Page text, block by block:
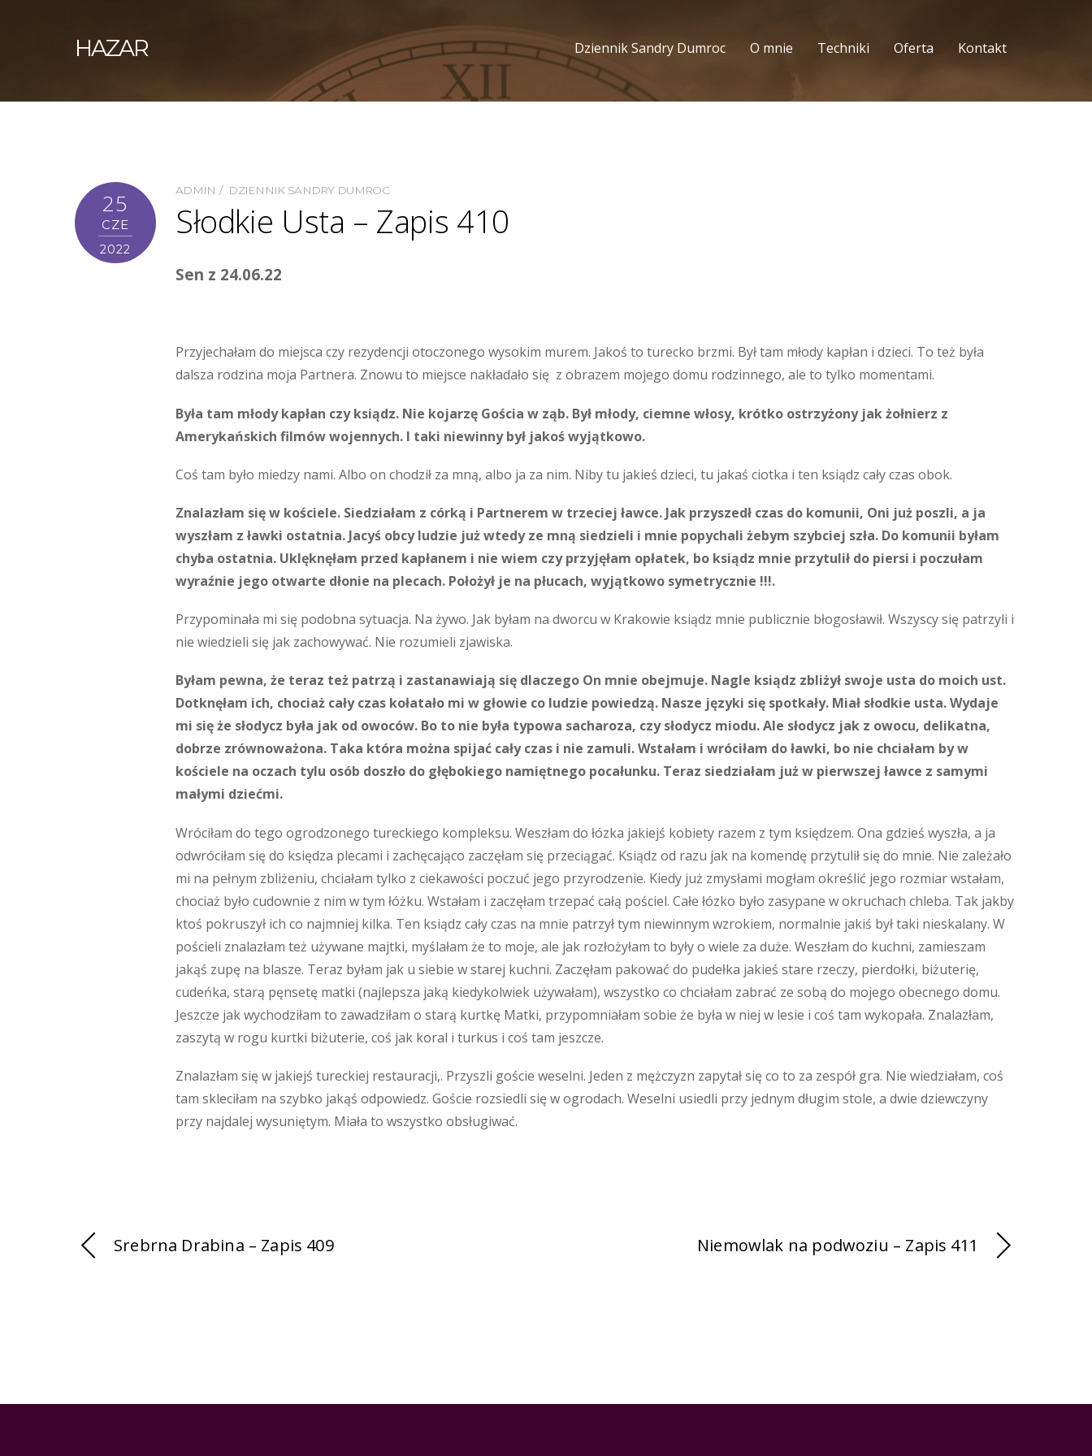
HAZAR Dziennik Sandry Dumroc O mnie Techniki Oferta Kontakt
25
CZE
2022
ADMIN DZIENNIK SANDRY DUMROC
Słodkie Usta – Zapis 410
Sen z 24.06.22
Przyjechałam do miejsca czy rezydencji otoczonego wysokim murem. Jakoś to turecko brzmi. Był tam młody kapłan i dzieci. To też była
dalsza rodzina moja Partnera. Znowu to miejsce nakładało się z obrazem mojego domu rodzinnego, ale to tylko momentami.
Była tam młody kapłan czy ksiądz. Nie kojarzę Gościa w ząb. Był młody, ciemne włosy, krótko ostrzyżony jak żołnierz z
Amerykańskich filmów wojennych. I taki niewinny był jakoś wyjątkowo.
Coś tam było miedzy nami. Albo on chodził za mną, albo ja za nim. Niby tu jakieś dzieci, tu jakaś ciotka i ten ksiądz cały czas obok.
Znalazłam się w kościele. Siedziałam z córką i Partnerem w trzeciej ławce. Jak przyszedł czas do komunii, Oni już poszli, a ja
wyszłam z ławki ostatnia. Jacyś obcy ludzie już wtedy ze mną siedzieli i mnie popychali żebym szybciej szła. Do komunii byłam
chyba ostatnia. Uklęknęłam przed kapłanem i nie wiem czy przyjęłam opłatek, bo ksiądz mnie przytulił do piersi i poczułam
wyraźnie jego otwarte dłonie na plecach. Położył je na płucach, wyjątkowo symetrycznie !!!.
Przypominała mi się podobna sytuacja. Na żywo. Jak byłam na dworcu w Krakowie ksiądz mnie publicznie błogosławił. Wszyscy się patrzyli i
nie wiedzieli się jak zachowywać. Nie rozumieli zjawiska.
Byłam pewna, że teraz też patrzą i zastanawiają się dlaczego On mnie obejmuje. Nagle ksiądz zbliżył swoje usta do moich ust.
Dotknęłam ich, chociaż cały czas kołatało mi w głowie co ludzie powiedzą. Nasze języki się spotkały. Miał słodkie usta. Wydaje
mi się że słodycz była jak od owoców. Bo to nie była typowa sacharoza, czy słodycz miodu. Ale słodycz jak z owocu, delikatna,
dobrze zrównoważona. Taka która można spijać cały czas i nie zamuli. Wstałam i wróciłam do ławki, bo nie chciałam by w
kościele na oczach tylu osób doszło do głębokiego namiętnego pocałunku. Teraz siedziałam już w pierwszej ławce z samymi
małymi dziećmi.
Wróciłam do tego ogrodzonego tureckiego kompleksu. Weszłam do łózka jakiejś kobiety razem z tym księdzem. Ona gdzieś wyszła, a ja
odwróciłam się do księdza plecami i zachęcająco zaczęłam się przeciągać. Ksiądz od razu jak na komendę przytulił się do mnie. Nie zależało
mi na pełnym zbliżeniu, chciałam tylko z ciekawości poczuć jego przyrodzenie. Kiedy już zmysłami mogłam określić jego rozmiar wstałam,
chociaż było cudownie z nim w tym łóżku. Wstałam i zaczęłam trzepać całą pościel. Całe łózko było zasypane w okruchach chleba. Tak jakby
ktoś pokruszył ich co najmniej kilka. Ten ksiądz cały czas na mnie patrzył tym niewinnym wzrokiem, normalnie jakiś był taki nieskalany. W
pościeli znalazłam też używane majtki, myślałam że to moje, ale jak rozłożyłam to były o wiele za duże. Weszłam do kuchni, zamieszam
jakąś zupę na blasze. Teraz byłam jak u siebie w starej kuchni. Zaczęłam pakować do pudełka jakieś stare rzeczy, pierdołki, biżuterię,
cudeńka, starą pęnsetę matki (najlepsza jaką kiedykolwiek używałam), wszystko co chciałam zabrać ze sobą do mojego obecnego domu.
Jeszcze jak wychodziłam to zawadziłam o starą kurtkę Matki, przypomniałam sobie że była w niej w lesie i coś tam wykopała. Znalazłam,
zaszytą w rogu kurtki biżuterie, coś jak koral i turkus i coś tam jeszcze.
Znalazłam się w jakiejś tureckiej restauracji,. Przyszli goście weselni. Jeden z mężczyzn zapytał się co to za zespół gra. Nie wiedziałam, coś
tam skleciłam na szybko jakąś odpowiedz. Goście rozsiedli się w ogrodach. Weselni usiedli przy jednym długim stole, a dwie dziewczyny
przy najdalej wysuniętym. Miała to wszystko obsługiwać.
Srebrna Drabina – Zapis 409 Niemowlak na podwoziu – Zapis 411